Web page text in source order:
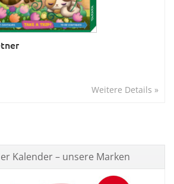
Weitere Details »
Kalender – unsere Marken